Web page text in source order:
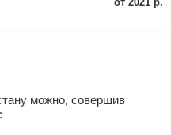
можно, совершив